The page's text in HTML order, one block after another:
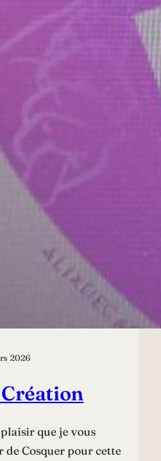
2026
que je vous
Cosquer pour cette